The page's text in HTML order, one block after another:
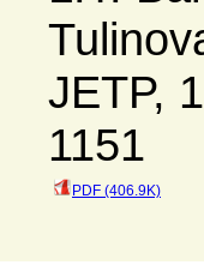
JETP,
1151
PDF (406.9K)